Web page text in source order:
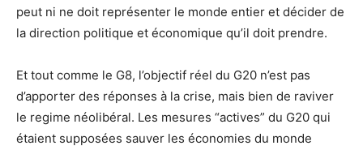
peut ni ne doit représenter le monde entier et décider de
la direction politique et économique qu’il doit prendre.
Et tout comme le G8, l’objectif réel du G20 n’est pas
d’apporter des réponses à la crise, mais bien de raviver
le regime néolibéral. Les mesures “actives” du G20 qui
étaient supposées sauver les économies du monde